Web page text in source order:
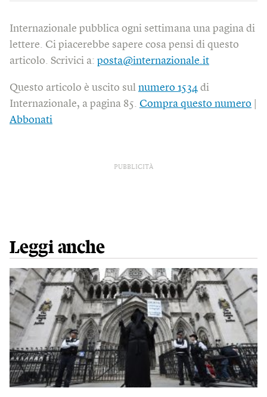
Internazionale pubblica ogni settimana una pagina di
lettere. Ci piacerebbe sapere cosa pensi di questo
articolo. Scrivici a: posta@internazionale.it
Questo articolo è uscito sul numero 1534 di
Internazionale, a pagina 85. Compra questo numero
Abbonati
PUBBLICITÀ
Leggi anche